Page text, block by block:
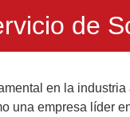
de
en la
una empresa líder